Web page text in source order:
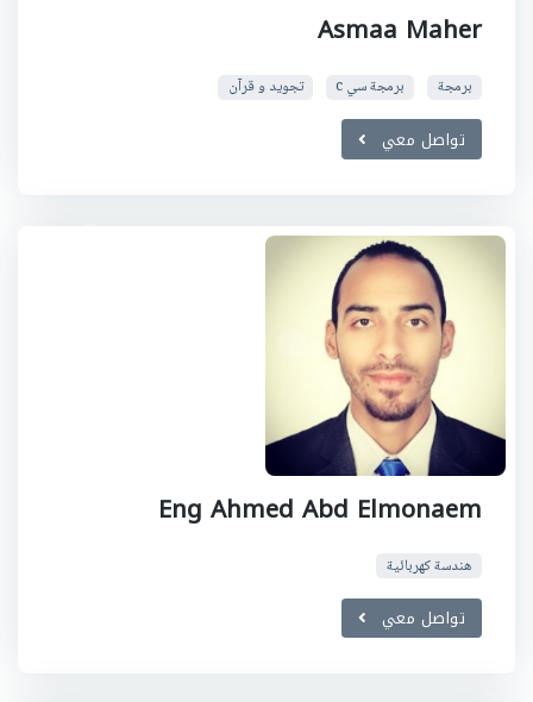
Asmaa Maher
برمجة برمجة سي c تجويد و قرآن
تواصل معي
Eng Ahmed Abd Elmonaem
هندسة كهربائية
تواصل معي